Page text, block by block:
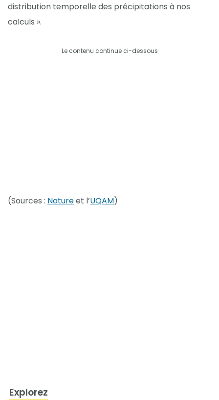
distribution temporelle des précipitations à nos
calculs ».
Le contenu continue ci-dessous
(Sources : Natureet l’UQAM)
Explorez